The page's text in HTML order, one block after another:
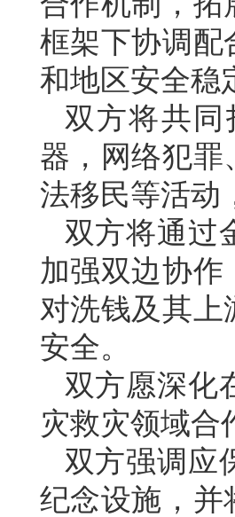
框架下协调配
和地区安全稳
双方将共
器，网络犯罪
法移民等活动
双方将通过
加强双边协
对洗钱及其
安全。
双方愿深化
灾救灾领域合
双方强调应
纪念设施，并